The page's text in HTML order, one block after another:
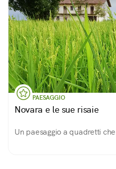
PAESAGGIO
Novara e le sue risaie
Un paesaggio a quadretti